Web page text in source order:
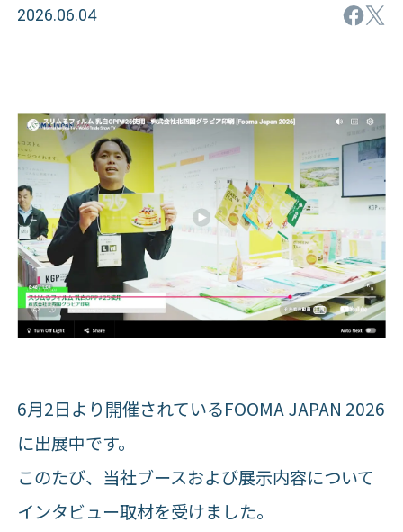
2026.06.04
6月2日より開催されているFOOMA JAPAN 2026
に出展中です。
このたび、当社ブースおよび展示内容について
インタビュー取材を受けました。